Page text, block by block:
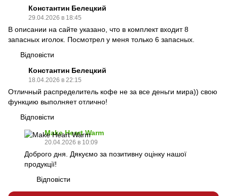
Константин Белецкий
29.04.2026 в 18:45
В описании на сайте указано, что в комплект входит 8
запасных иголок. Посмотрел у меня только 6 запасных.
Відповісти
Константин Белецкий
18.04.2026 в 22:15
Отличный распределитель кофе не за все деньги мира)) свою
функцию выполняет отлично!
Відповісти
Make Heart Warm
20.04.2026 в 10:09
Доброго дня. Дякуємо за позитивну оцінку нашої
продукції!
Відповісти